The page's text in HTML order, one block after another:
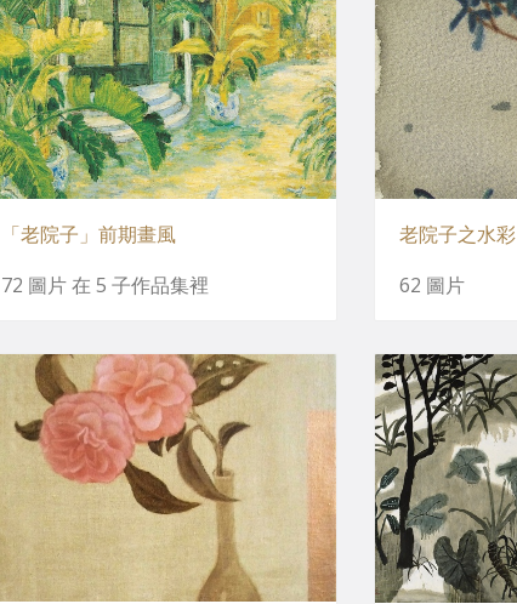
「老院子」前期畫風
72 圖片 在 5 子作品集裡
老院子之水彩
62 圖片